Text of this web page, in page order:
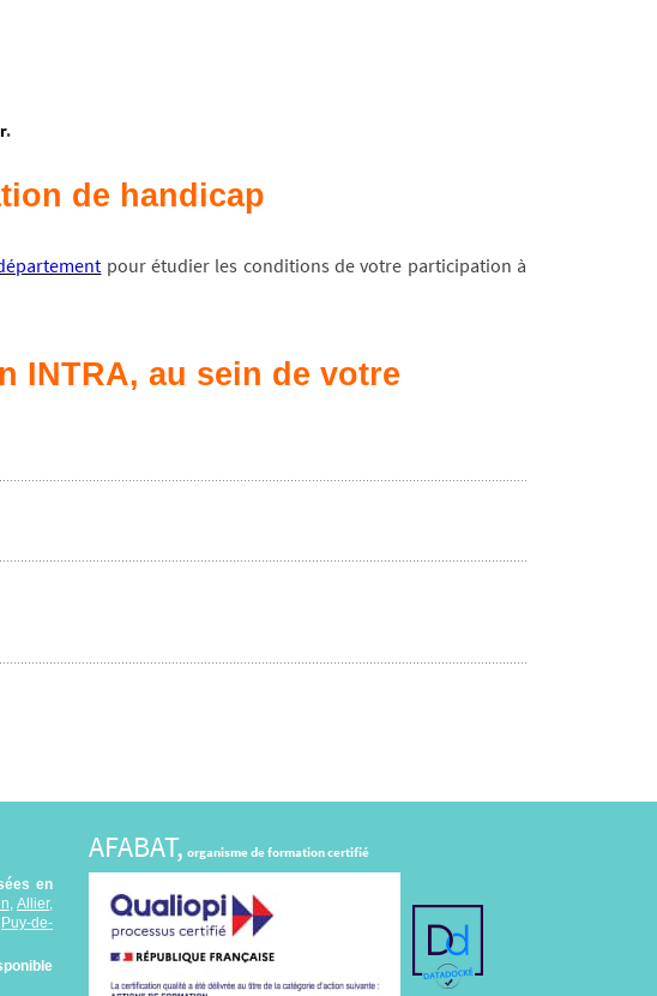
.
de handicap
pour étudier les conditions de votre participation à
INTRA, au sein de votre
en
Allier,
Puy-de-
AFABAT, organisme de formation certifié